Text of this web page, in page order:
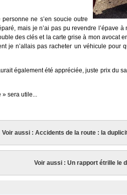
ne s’en soucie outre
mais je n’ai pas pu revendre l’épave
des clés et la carte grise à mon avocat
je n’allais pas racheter un véhicule
également été appréciée, juste prix du
» sera utile...
Voir aussi : Accidents de la route : la
Voir aussi : Un rapport étrille le